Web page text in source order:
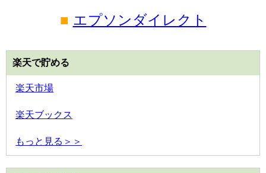
■ エプソンダイレクト
楽天で貯める
楽天市場
楽天ブックス
もっと見る＞＞